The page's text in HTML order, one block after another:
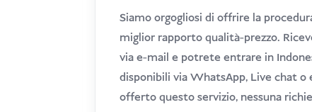
Siamo orgogliosi di offrire la
miglior rapporto qualità-prezzo.
via e-mail e potrete entrare in
disponibili via WhatsApp, Live chat
offerto questo servizio, nessuna